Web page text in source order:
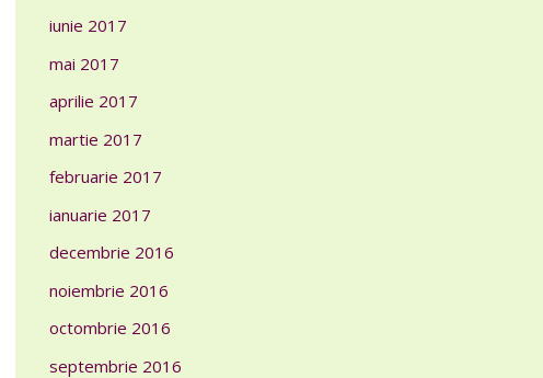
iunie 2017
mai 2017
aprilie 2017
martie 2017
februarie 2017
ianuarie 2017
decembrie 2016
noiembrie 2016
octombrie 2016
septembrie 2016